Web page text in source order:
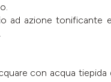
ad azione tonificante
con acqua